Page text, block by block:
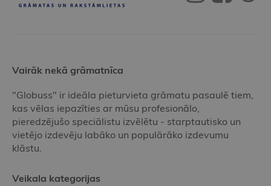
Vairāk nekā grāmatnīca
"Globuss" ir ideāla pieturvieta grāmatu pasaulē tiem,
kas vēlas iepazīties ar mūsu profesionālo,
pieredzējušo speciālistu izvēlētu - starptautisko un
vietējo izdevēju labāko un populārāko izdevumu
klāstu.
Veikala kategorijas